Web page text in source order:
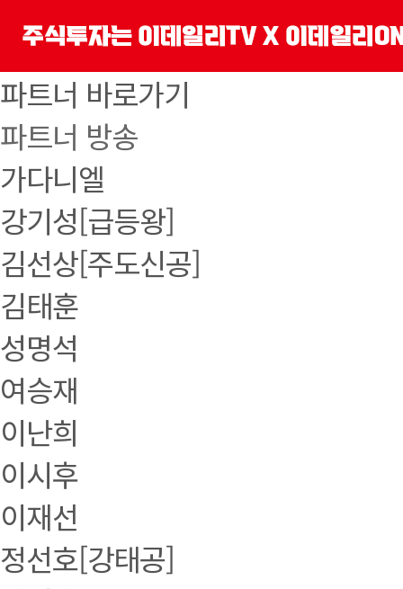
파트너 바로가기
파트너 방송
가다니엘
강기성[급등왕]
김선상[주도신공]
김태훈
성명석
여승재
이난희
이시후
이재선
정선호[강태공]